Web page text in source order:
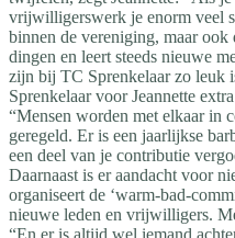
vrijwilligerswerk je enorm veel
binnen de vereniging, maar ook
dingen en leert steeds nieuwe
zijn bij TC Sprenkelaar zo
Sprenkelaar voor Jeannette
“Mensen worden met elkaar in
geregeld. Er is een jaarlijkse
een deel van je contributie
Daarnaast is er aandacht voor
organiseert de ‘warm-bad-
nieuwe leden en vrijwilligers.
“En er is altijd wel iemand